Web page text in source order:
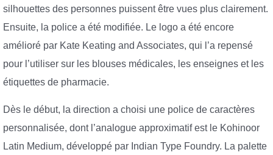
silhouettes des personnes puissent être vues plus clairement.
Ensuite, la police a été modifiée. Le logo a été encore
amélioré par Kate Keating and Associates, qui l’a repensé
pour l’utiliser sur les blouses médicales, les enseignes et les
étiquettes de pharmacie.
Dès le début, la direction a choisi une police de caractères
personnalisée, dont l’analogue approximatif est le Kohinoor
Latin Medium, développé par Indian Type Foundry. La palette